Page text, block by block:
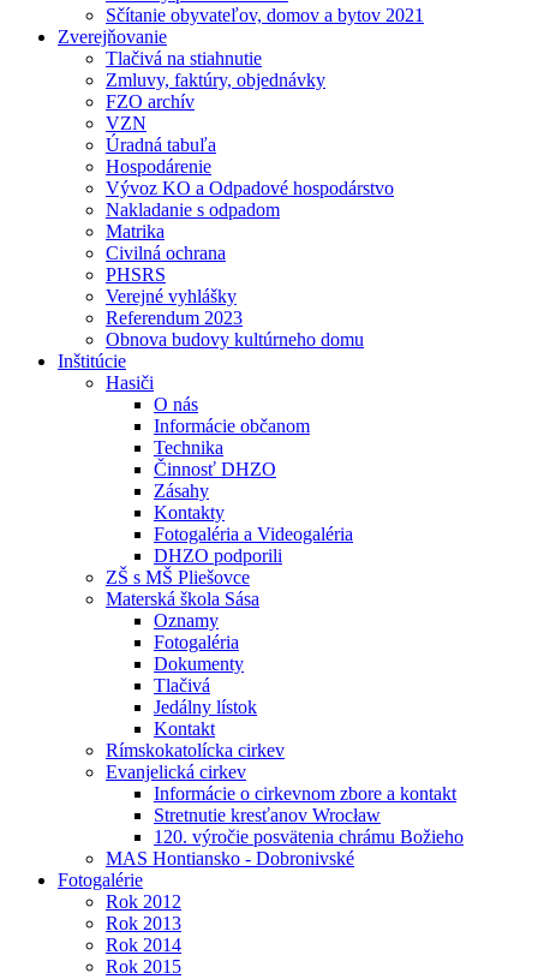
Sčítanie obyvateľov, domov a bytov 2021
Zverejňovanie
Tlačivá na stiahnutie
Zmluvy, faktúry, objednávky
FZO archív
VZN
Úradná tabuľa
Hospodárenie
Vývoz KO a Odpadové hospodárstvo
Nakladanie s odpadom
Matrika
Civilná ochrana
PHSRS
Verejné vyhlášky
Referendum 2023
Obnova budovy kultúrneho domu
Inštitúcie
Hasiči
O nás
Informácie občanom
Technika
Činnosť DHZO
Zásahy
Kontakty
Fotogaléria a Videogaléria
DHZO podporili
ZŠ s MŠ Pliešovce
Materská škola Sása
Oznamy
Fotogaléria
Dokumenty
Tlačivá
Jedálny lístok
Kontakt
Rímskokatolícka cirkev
Evanjelická cirkev
Informácie o cirkevnom zbore a kontakt
Stretnutie kresťanov Wrocław
120. výročie posvätenia chrámu Božieho
MAS Hontiansko - Dobronivské
Fotogalérie
Rok 2012
Rok 2013
Rok 2014
Rok 2015